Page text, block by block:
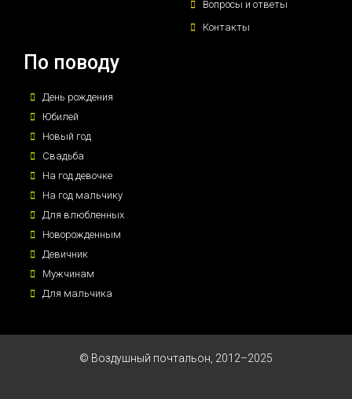
Вопросы и ответы
Контакты
По поводу
День рождения
Юбилей
Новый год
Свадьба
На год девочке
На год мальчику
Для влюбленных
Новорожденным
Девичник
Мужчинам
Для мальчика
© Воздушный почтальон, 2012–2025